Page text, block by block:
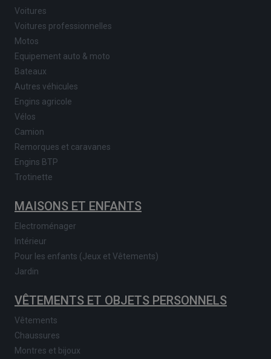
Voitures
Voitures professionnelles
Motos
Equipement auto & moto
Bateaux
Autres véhicules
Engins agricole
Vélos
Camion
Remorques et caravanes
Engins BTP
Trotinette
MAISONS ET ENFANTS
Electroménager
Intérieur
Pour les enfants (Jeux et Vêtements)
Jardin
VÊTEMENTS ET OBJETS PERSONNELS
Vêtements
Chaussures
Montres et bijoux